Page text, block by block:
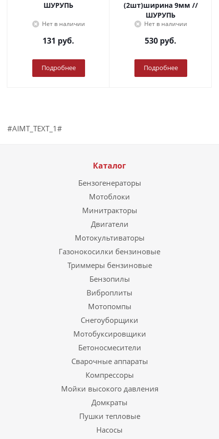
ШУРУПЬ
Нет в наличии
131 руб.
Подробнее
(2шт)ширина 9мм //
ШУРУПЬ
Нет в наличии
530 руб.
Подробнее
#AIMT_TEXT_1#
Каталог
Бензогенераторы
Мотоблоки
Минитракторы
Двигатели
Мотокультиваторы
Газонокосилки бензиновые
Триммеры бензиновые
Бензопилы
Виброплиты
Мотопомпы
Снегоуборщики
Мотобуксировщики
Бетоносмесители
Сварочные аппараты
Компрессоры
Мойки высокого давления
Домкраты
Пушки тепловые
Насосы